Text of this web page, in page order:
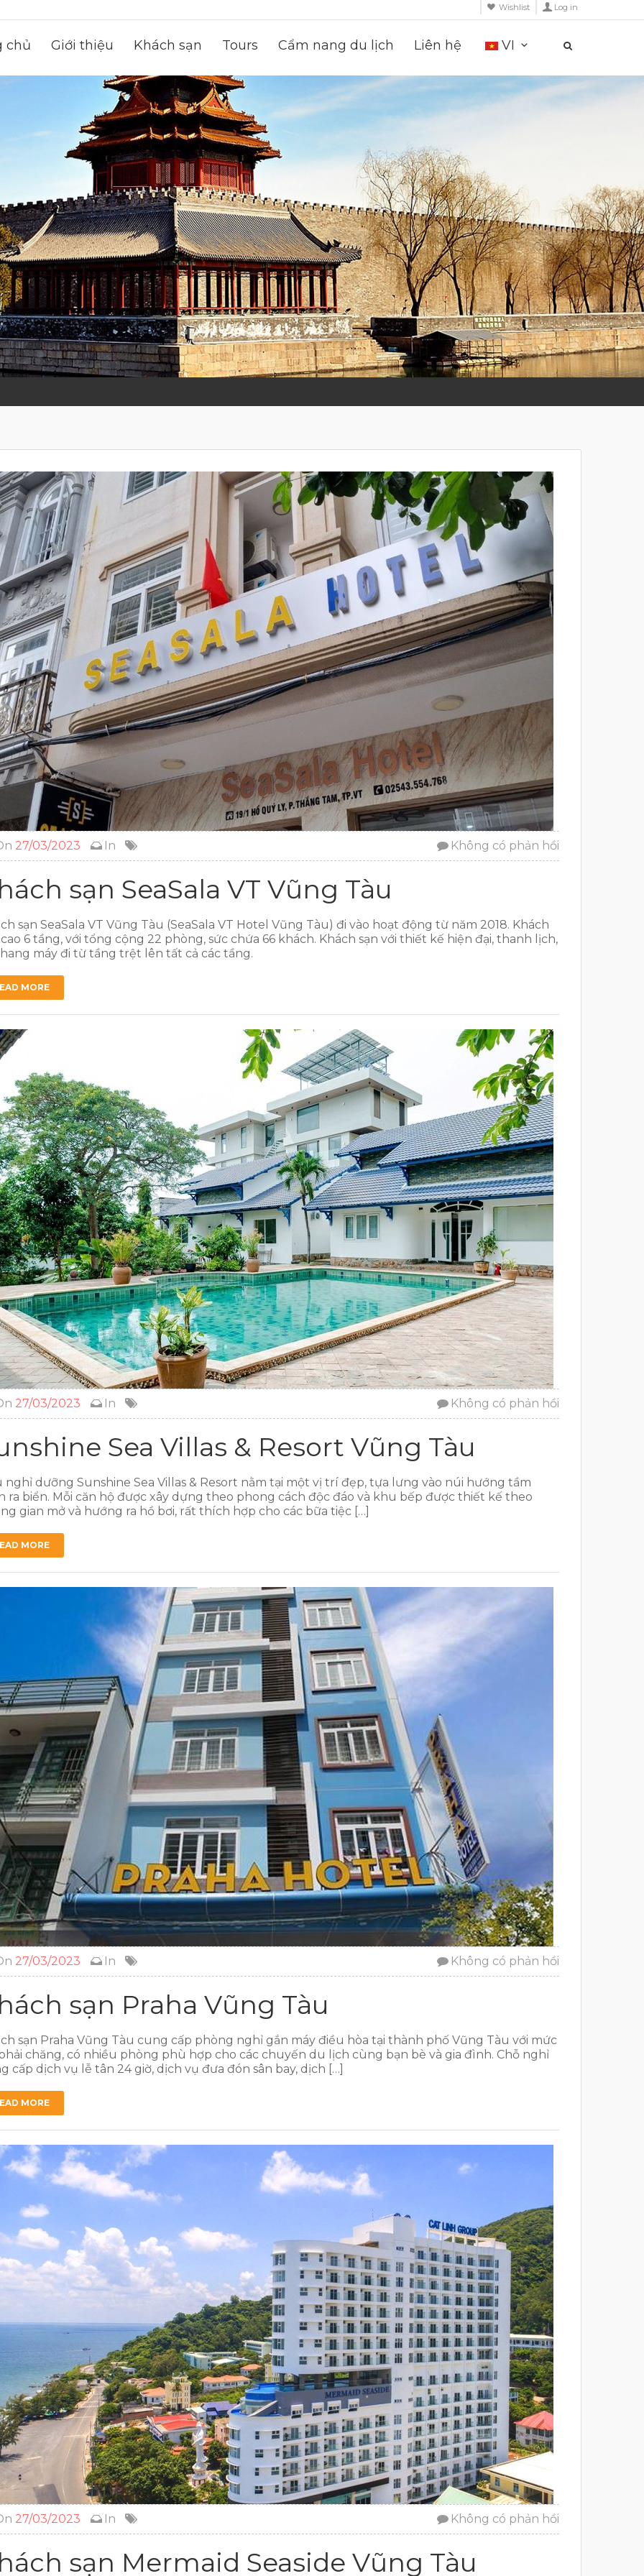
Wishlist Log in
chủ Giới thiệu Khách sạn Tours Cẩm nang du lịch Liên hệ VI
27/03/2023 In Không có phản hồi
sạn SeaSala VT Vũng Tàu
sạn SeaSala VT Vũng Tàu (SeaSala VT Hotel Vũng Tàu) đi vào hoạt động từ năm 2018. Khách
6 tầng, với tổng cộng 22 phòng, sức chứa 66 khách. Khách sạn với thiết kế hiện đại, thanh lịch,
máy đi từ tầng trệt lên tất cả các tầng.
MORE
27/03/2023 In Không có phản hồi
Sea Villas & Resort Vũng Tàu
nghỉ dưỡng Sunshine Sea Villas & Resort nằm tại một vị trí đẹp, tựa lưng vào núi hướng tầm
ra biển. Mỗi căn hộ được xây dựng theo phong cách độc đáo và khu bếp được thiết kế theo
gian mở và hướng ra hồ bơi, rất thích hợp cho các bữa tiệc […]
MORE
27/03/2023 In Không có phản hồi
sạn Praha Vũng Tàu
sạn Praha Vũng Tàu cung cấp phòng nghỉ gắn máy điều hòa tại thành phố Vũng Tàu với mức
chăng, có nhiều phòng phù hợp cho các chuyến du lịch cùng bạn bè và gia đình. Chỗ nghỉ
cấp dịch vụ lễ tân 24 giờ, dịch vụ đưa đón sân bay, dịch […]
MORE
27/03/2023 In Không có phản hồi
sạn Mermaid Seaside Vũng Tàu